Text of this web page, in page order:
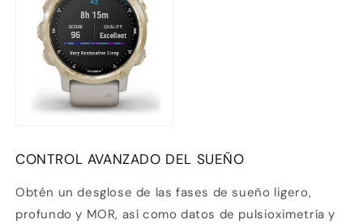
CONTROL AVANZADO DEL SUEÑO
Obtén un desglose de las fases de sueño ligero,
profundo y MOR, así como datos de pulsioximetría y